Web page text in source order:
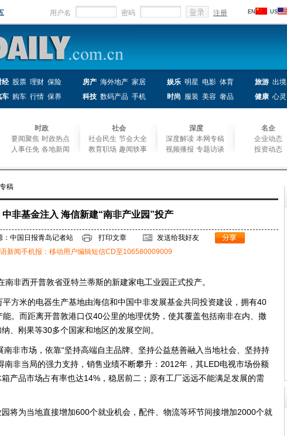
用户名 密码 注册 EN US
经 股票 理财 保险 房产 海外地产 家居 娱乐 明星 电影 体育 旅游 出境
车 购车 行情 保养 科技 数码产品 手机 时尚 服装 美容 奢品 健康 心灵
时政
要闻聚焦 时政热点
人事任免 各地新闻
社会
社会民生 节会大全
教育职场 趣闻轶事
深度
深度解读 本网专稿
视频播报 专题访谈
名企
企业动态
投资动态
稿
中非基金注入 海信新建“南非产业园”投产
：中国日报青岛记者站 打印文章
发送给我好友
新闻手机报：移动用户编辑短信CD至106580009009
南非西开普敦省亚特兰蒂斯的新建家电工业园正式投产。
方米的电器生产基地由海信和中国中非发展基金共同投资建设，拥有40
。而距离开普敦港口仅40公里的地理优势，使其覆盖包括南非在内、撒
、刚果等30多个国家和地区的发展空间。
非市场，依靠“坚持高端自主品牌、坚持公益慈善融入当地社会、坚持持
南非当局的强力支持，销售业绩不断攀升：2012年，其LED电视市场份额
产品市场占有率也达14%，稳居前二；原有工厂远远不能满足发展的需
将为当地直接增加600个就业机会，配件、物流等环节间接增加2000个就